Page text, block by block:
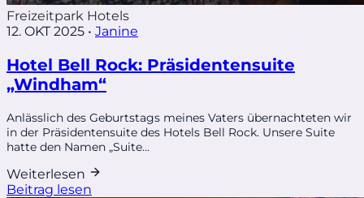
Freizeitpark Hotels
12. OKT 2025 • Janine
Hotel Bell Rock: Präsidentensuite
„Windham“
Anlässlich des Geburtstags meines Vaters übernachteten wir
in der Präsidentensuite des Hotels Bell Rock. Unsere Suite
hatte den Namen „Suite...
Weiterlesen
Beitrag lesen